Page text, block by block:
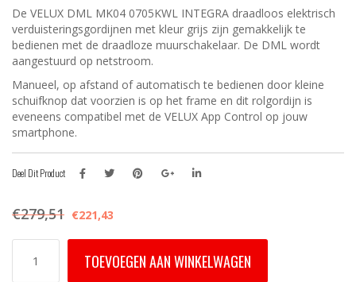
De VELUX DML MK04 0705KWL INTEGRA draadloos elektrisch
verduisteringsgordijnen met kleur grijs zijn gemakkelijk te
bedienen met de draadloze muurschakelaar. De DML wordt
aangestuurd op netstroom.
Manueel, op afstand of automatisch te bedienen door kleine
schuifknop dat voorzien is op het frame en dit rolgordijn is
eveneens compatibel met de VELUX App Control op jouw
smartphone.
Deel Dit Product
€279,51 €221,43
MK04
TOEVOEGEN AAN WINKELWAGEN